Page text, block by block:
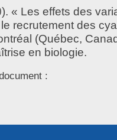
« Les effets des
recrutement des
(Québec,
en biologie.
: